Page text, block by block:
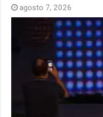
agosto 7, 2026